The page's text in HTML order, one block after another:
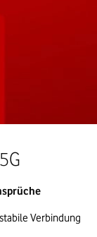
Verbindung